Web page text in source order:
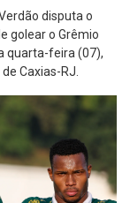
disputa o
golear o Grêmio
quarta-feira (07),
Caxias-RJ.